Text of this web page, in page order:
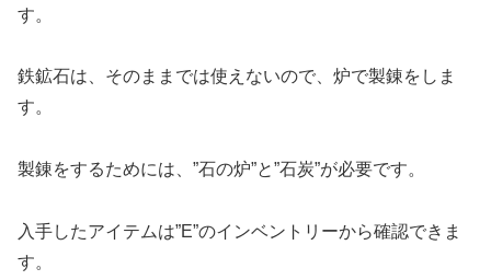
す。
鉄鉱石は、そのままでは使えないので、炉で製錬をしま
す。
製錬をするためには、”石の炉”と”石炭”が必要です。
入手したアイテムは”E”のインベントリーから確認できま
す。